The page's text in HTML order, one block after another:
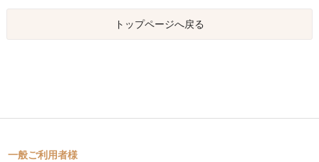
トップページへ戻る
一般ご利用者様